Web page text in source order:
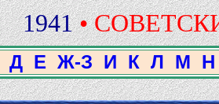
1941 •
Д Е Ж-З И К Л М Н